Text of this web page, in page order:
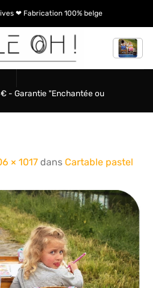
❤ Fabrication 100% belge
- Garantie "Enchantée ou
× 1017 dans Cartable pastel